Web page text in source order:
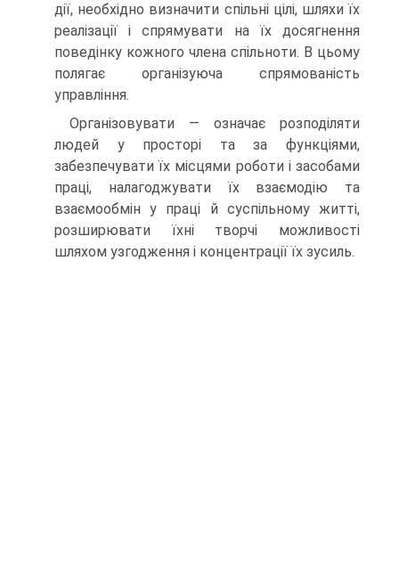
дії, необхідно визначити спільні цілі, шляхи їх
реалізації і спрямувати на їх досягнення
поведінку кожного члена спільноти. В цьому
полягає організуюча спрямованість
управління.
Організовувати — означає розподіляти
людей у просторі та за функціями,
забезпечувати їх місцями роботи і засобами
праці, налагоджувати їх взаємодію та
взаємообмін у праці й суспільному житті,
розширювати їхні творчі можливості
шляхом узгодження і концентрації їх зусиль.